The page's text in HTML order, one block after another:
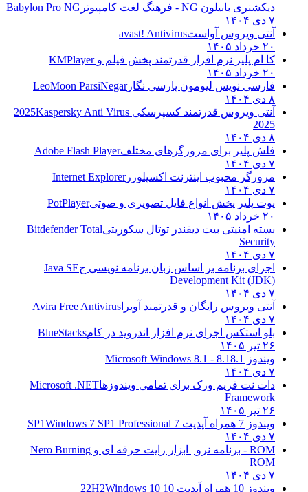
دیکشنری بابیلون NG - فرهنگ لغت کامپیوتر
Babylon Pro NG
۷ دی ۱۴۰۴
آنتی ویروس آواستavast! Antivirus
۲۰ خرداد ۱۴۰۵
کا ام پلیر نرم افزار قدرتمند پخش فیلم وKMPlayer
۲۰ خرداد ۱۴۰۵
فارسی نویس لیومون پارسی نگارLeoMoon ParsiNegar
۸ دی ۱۴۰۴
آنتی ویروس قدرتمند کسپرسکی 2025 Kaspersky Anti Virus
2025
۸ دی ۱۴۰۴
فلش پلیر برای مرورگرهای مختلفAdobe Flash Player
۷ دی ۱۴۰۴
مرورگر محبوب اینترنت اکسپلوررInternet Explorer
۷ دی ۱۴۰۴
پوت پلیر پخش انواع فایل تصویری و صوتیPotPlayer
۲۰ خرداد ۱۴۰۵
بسته امنیتی بیت دیفندر توتال سکوریتیBitdefender Total
Security
۷ دی ۱۴۰۴
اجرای برنامه بر اساس زبان برنامه نویسی جJava SE
Development Kit (JDK)
۷ دی ۱۴۰۴
آنتی ویروس رایگان و قدرتمند آویرا Avira Free Antivirus
۷ دی ۱۴۰۴
بلو استکس اجرای نرم افزار اندروید در کامBlueStacks
۲۶ تیر ۱۴۰۵
ویندوز 8.1
8.1 - Microsoft Windows 8.1
۷ دی ۱۴۰۴
دات نت فریم ورک برای تمامی ویندوزهاMicrosoft .NET
Framework
۲۶ تیر ۱۴۰۵
ویندوز 7 همراه آپدیت 7 SP1
Windows 7 SP1 Professional
۷ دی ۱۴۰۴
ROM - برنامه نرو | ابزار رایت حرفه ای و
Nero Burning
ROM
۷ دی ۱۴۰۴
ویندوز 10 همراه آپدیت 10 22H2
Windows 10